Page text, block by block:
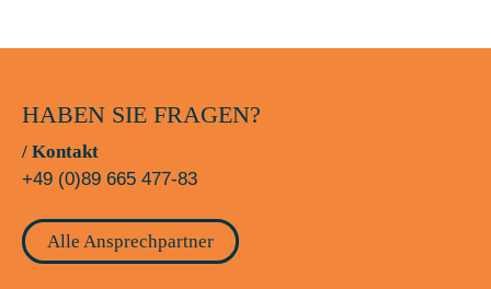
HABEN SIE FRAGEN?
/ Kontakt
+49 (0)89 665 477-83
Alle Ansprechpartner